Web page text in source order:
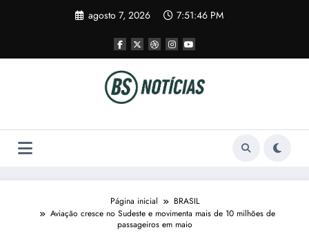
agosto 7, 2026 7:51:46 PM
Página inicial
BRASIL
Aviação cresce no Sudeste e movimenta mais de 10 milhões de
passageiros em maio